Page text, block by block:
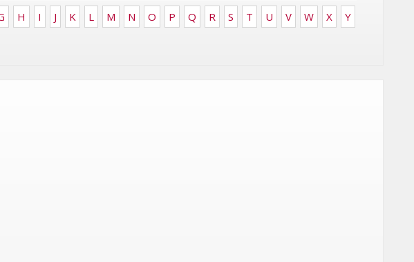
H I J K L M N O P Q R S T U V W X
Y
POUR
L’EXPÉRIENCE DU